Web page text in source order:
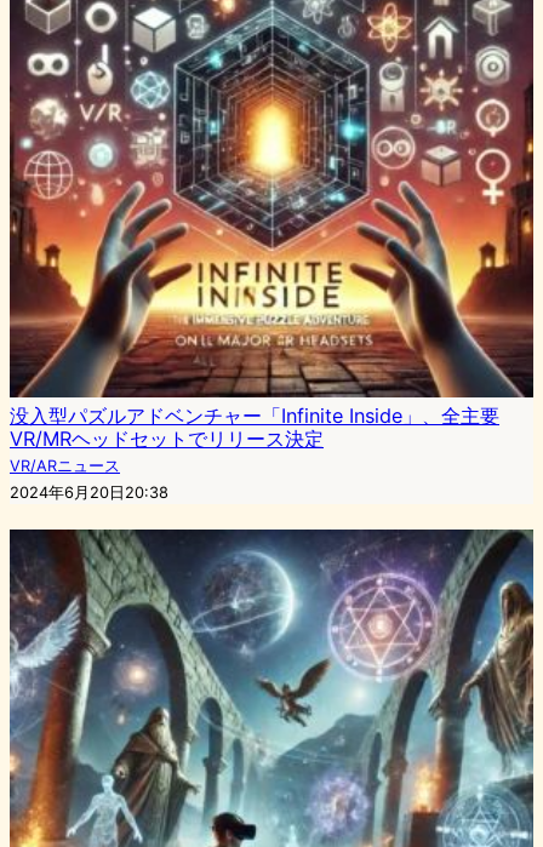
没入型パズルアドベンチャー「Infinite Inside」、全主要
VR/MRヘッドセットでリリース決定
VR/ARニュース
2024年6月20日20:38